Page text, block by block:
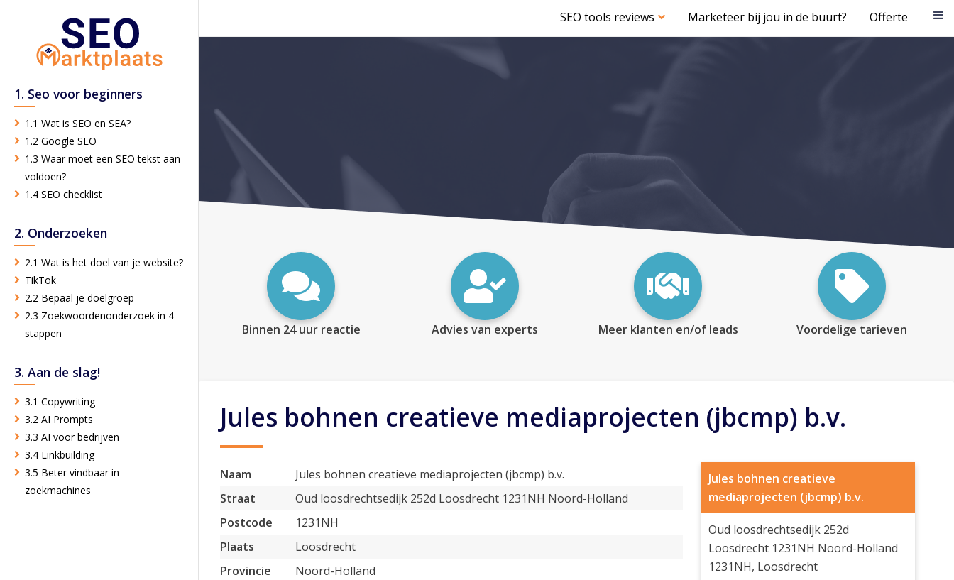
SEO tools reviews Marketeer bij jou in de buurt? Offerte
1. Seo voor beginners
1.1 Wat is SEO en SEA?
1.2 Google SEO
1.3 Waar moet een SEO tekst aan
voldoen?
1.4 SEO checklist
2. Onderzoeken
2.1 Wat is het doel van je website?
TikTok
2.2 Bepaal je doelgroep
2.3 Zoekwoordenonderzoek in 4
stappen
3. Aan de slag!
3.1 Copywriting
3.2 AI Prompts
3.3 AI voor bedrijven
3.4 Linkbuilding
3.5 Beter vindbaar in
zoekmachines
Binnen 24 uur reactie Advies van experts Meer klanten en/of leads Voordelige tarieven
Jules bohnen creatieve mediaprojecten (jbcmp) b.v.
Naam
Jules bohnen creatieve mediaprojecten (jbcmp) b.v.
Straat
Oud loosdrechtsedijk 252d Loosdrecht 1231NH Noord-Holland
Postcode
1231NH
Plaats
Loosdrecht
Provincie
Noord-Holland
Jules bohnen creatieve
mediaprojecten (jbcmp) b.v.
Oud loosdrechtsedijk 252d
Loosdrecht 1231NH Noord-Holland
1231NH, Loosdrecht